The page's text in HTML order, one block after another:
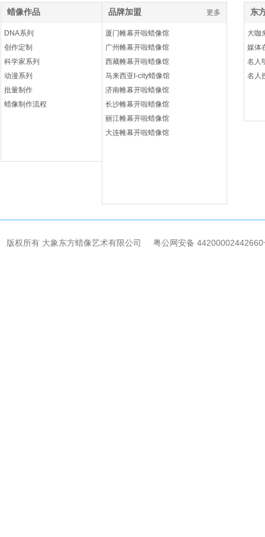
蜡像作品 更多
DNA系列
创作定制
科学家系列
动漫系列
批量制作
蜡像制作流程
品牌加盟 更多
厦门帷幕开啦蜡像馆
广州帷幕开啦蜡像馆
西藏帷幕开啦蜡像馆
马来西亚I-city蜡像馆
济南帷幕开啦蜡像馆
长沙帷幕开啦蜡像馆
丽江帷幕开啦蜡像馆
大连帷幕开啦蜡像馆
东
大咖
媒体
名人
名人
版权所有 大象东方蜡像艺术有限公司 粤公网安备 44200002442660